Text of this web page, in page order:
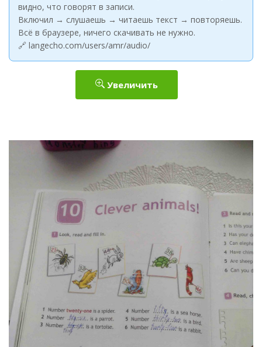
видно, что говорят в записи.
Включил → слушаешь → читаешь текст → повторяешь.
Всё в браузере, ничего скачивать не нужно.
🔗 langecho.com/users/amr/audio/
Увеличить